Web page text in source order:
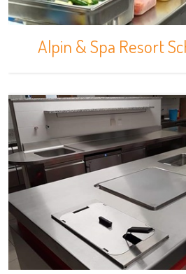
Alpin & Spa Resort